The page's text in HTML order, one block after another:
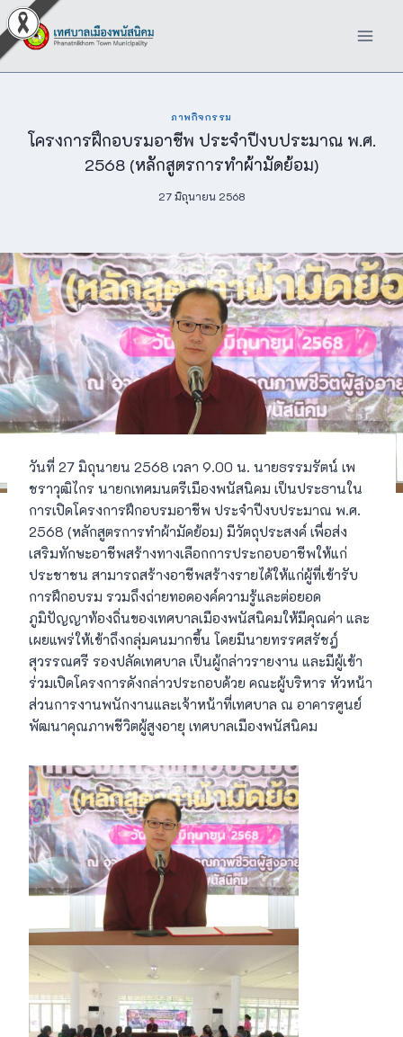
Skip
to
content
ภาพกิจกรรม
โครงการฝึกอบรมอาชีพ ประจำปีงบประมาณ พ.ศ.
2568 (หลักสูตรการทำผ้ามัดย้อม)
27 มิถุนายน 2568
วันที่ 27 มิถุนายน 2568 เวลา 9.00 น. นายธรรมรัตน์ เพ
ชราวุฒิไกร นายกเทศมนตรีเมืองพนัสนิคม เป็นประธานใน
การเปิดโครงการฝึกอบรมอาชีพ ประจำปีงบประมาณ พ.ศ.
2568 (หลักสูตรการทำผ้ามัดย้อม) มีวัตถุประสงค์ เพื่อส่ง
เสริมทักษะอาชีพสร้างทางเลือกการประกอบอาชีพให้แก่
ประชาชน สามารถสร้างอาชีพสร้างรายได้ให้แก่ผู้ที่เข้ารับ
การฝึกอบรม รวมถึงถ่ายทอดองค์ความรู้และต่อยอด
ภูมิปัญญาท้องถิ่นของเทศบาลเมืองพนัสนิคมให้มีคุณค่า และ
เผยแพร่ให้เข้าถึงกลุ่มคนมากขึ้น โดยมีนายทรรศสรัชฎ์
สุวรรณศรี รองปลัดเทศบาล เป็นผู้กล่าวรายงาน และมีผู้เข้า
ร่วมเปิดโครงการดังกล่าวประกอบด้วย คณะผู้บริหาร หัวหน้า
ส่วนการงานพนักงานและเจ้าหน้าที่เทศบาล ณ อาคารศูนย์
พัฒนาคุณภาพชีวิตผู้สูงอายุ เทศบาลเมืองพนัสนิคม